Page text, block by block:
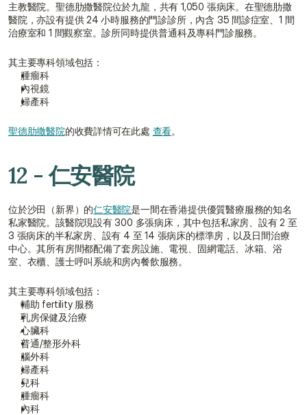
主教醫院。聖德肋撒醫院位於九龍，共有 1,050 張病床。在聖德肋撒
醫院，亦設有提供 24 小時服務的門診診所，內含 35 間診症室、1 間
治療室和 1 間觀察室。診所同時提供普通科及專科門診服務。
其主要專科領域包括：
腫瘤科
內視鏡
婦產科
聖德肋撒醫院的收費詳情可在此處 查看。
12 - 仁安醫院
位於沙田（新界）的仁安醫院是一間在香港提供優質醫療服務的知名
私家醫院。該醫院現設有 300 多張病床，其中包括私家房、設有 2 至
3 張病床的半私家房、設有 4 至 14 張病床的標準房，以及日間治療
中心。其所有房間都配備了套房設施、電視、固網電話、冰箱、浴
室、衣櫃、護士呼叫系統和房內餐飲服務。
其主要專科領域包括：
輔助 fertility 服務
乳房保健及治療
心臟科
普通/整形外科
腦外科
婦產科
兒科
腫瘤科
內科